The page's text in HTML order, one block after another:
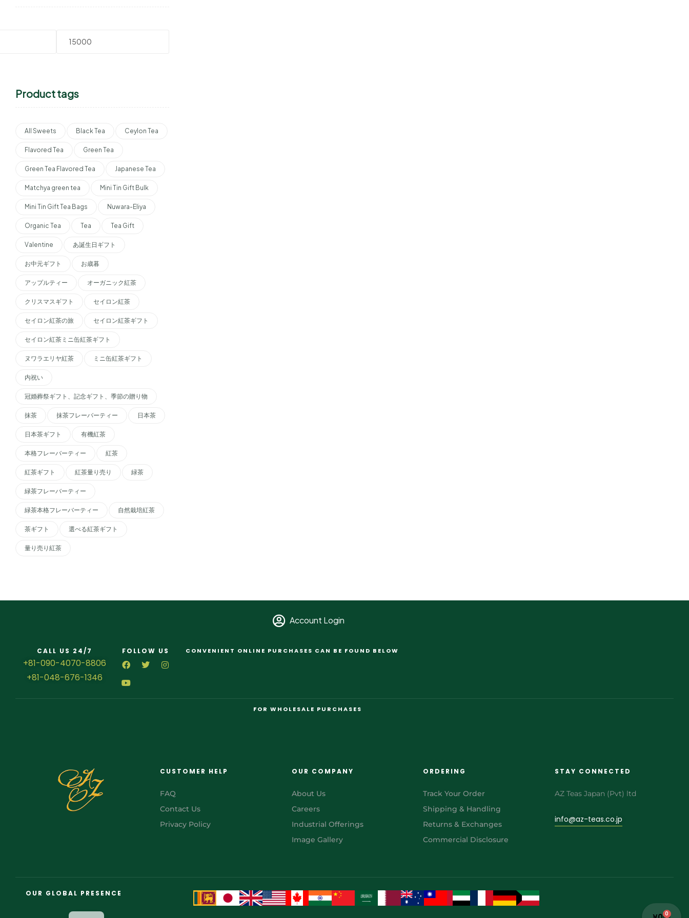
0
Product tags
All Sweets Black Tea Ceylon Tea
Flavored Tea Green Tea
Green Tea Flavored Tea Japanese Tea
Matchya green tea Mini Tin Gift Bulk
Mini Tin Gift Tea Bags Nuwara-Eliya
Organic Tea Tea Tea Gift
Valentine あ誕生日ギフト
お中元ギフト お歳暮
アップルティー オーガニック紅茶
クリスマスギフト セイロン紅茶
セイロン紅茶の旅 セイロン紅茶ギフト
セイロン紅茶ミニ缶紅茶ギフト
ヌワラエリヤ紅茶 ミニ缶紅茶ギフト
内祝い
冠婚葬祭ギフト、記念ギフト、季節の贈り物
抹茶 抹茶フレーバーティー 日本茶
日本茶ギフト 有機紅茶
本格フレーバーティー 紅茶
紅茶ギフト 紅茶量り売り 緑茶
緑茶フレーバーティー
緑茶本格フレーバーティー 自然栽培紅茶
茶ギフト 選べる紅茶ギフト
量り売り紅茶
Account Login
CALL US 24/7
+81-090-4070-8806
+81-048-676-1346
FOLLOW US CONVENIENT ONLINE PURCHASES CAN BE FOUND BELOW
FOR WHOLESALE PURCHASES
CUSTOMER HELP
FAQ
Contact Us
Privacy Policy
OUR COMPANY
About Us
Careers
Industrial Offerings
Image Gallery
ORDERING
Track Your Order
Shipping & Handling
Returns & Exchanges
Commercial Disclosure
STAY CONNECTED
AZ Teas Japan (Pvt) ltd
info@az-teas.co.jp
OUR GLOBAL PRESENCE
AR